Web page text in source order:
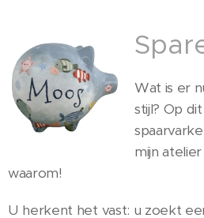
Wat is er
stijl? Op
mijn
waarom!
U herkent het vast: u zoekt